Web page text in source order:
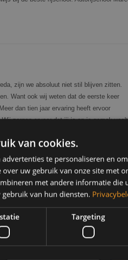
zijn we absoluut niet stil blijven zitten.
Want ook wij weten dat de eerste keer
dan tien jaar ervaring heeft ervoor
zorgen ervoor dat jij je op je gemak
je vaak gelijk starten nadat je je hebt
week of een week later kunt starten
? Ook dat snappen we. Daarom is het
daarna je keuze hoeft te maken!
van cookies.
te personaliseren en
uw gebruik van onze site met
met andere informatie die
van hun diensten.
Targeting